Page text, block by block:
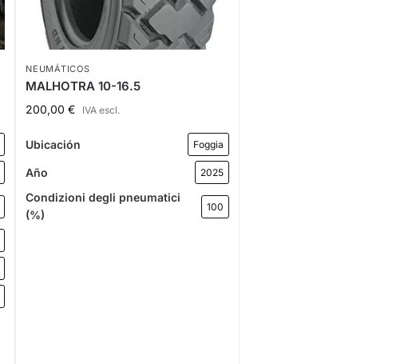
NEUMÁTICOS
MALHOTRA 10-16.5
200,00€ IVA escl.
Ubicación Foggia
Año 2025
Condizioni degli pneumatici
(%)
100